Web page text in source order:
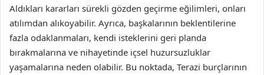
Aldıkları kararları sürekli gözden geçirme eğilimleri, onları
atılımdan alıkoyabilir. Ayrıca, başkalarının beklentilerine
fazla odaklanmaları, kendi isteklerini geri planda
bırakmalarına ve nihayetinde içsel huzursuzluklar
yaşamalarına neden olabilir. Bu noktada, Terazi burçlarının